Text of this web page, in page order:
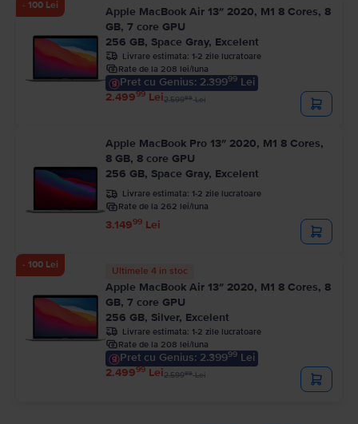
- 100 Lei
Apple MacBook Air 13″ 2020, M1 8 Cores, 8
GB, 7 core GPU
256 GB, Space Gray, Excelent
Livrare estimata: 1-2 zile lucratoare
Rate de la 208 lei/luna
Pret cu Genius: 2.39999 Lei
2.49999 Lei2.59999Lei
Apple MacBook Pro 13″ 2020, M1 8 Cores,
8 GB, 8 core GPU
256 GB, Space Gray, Excelent
Livrare estimata: 1-2 zile lucratoare
Rate de la 262 lei/luna
3.14999 Lei
- 100 Lei
Ultimele 4 in stoc
Apple MacBook Air 13″ 2020, M1 8 Cores, 8
GB, 7 core GPU
256 GB, Silver, Excelent
Livrare estimata: 1-2 zile lucratoare
Rate de la 208 lei/luna
Pret cu Genius: 2.39999 Lei
2.49999 Lei2.59999Lei